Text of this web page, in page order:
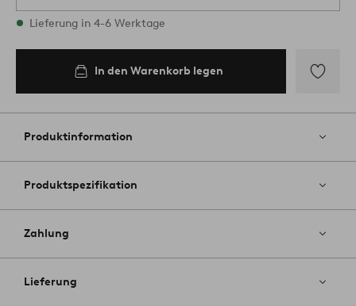
3 Größen vorrätig
Lieferung in 4-6 Werktage
In den
In den Warenkorb legen
Favoriten
Produktinformation
Produktspezifikation
Zahlung
Lieferung